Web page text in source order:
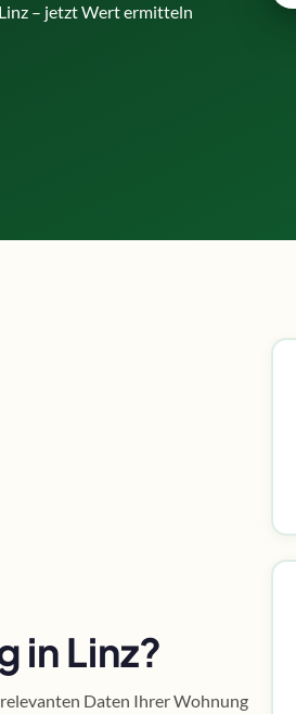
– jetzt Wert ermitteln
in Linz?
Daten Ihrer Wohnung